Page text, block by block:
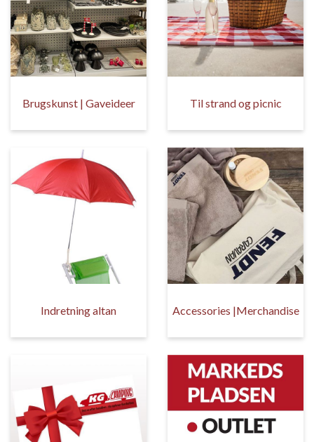
Brugskunst | Gaveideer Til strand og picnic
Indretning altan Accessories |Merchandise